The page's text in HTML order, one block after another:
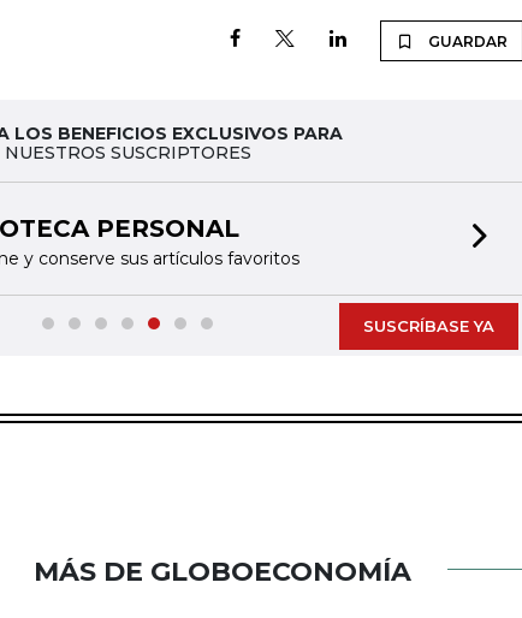
GUARDAR
LOS BENEFICIOS EXCLUSIVOS PARA
NUESTROS SUSCRIPTORES
PERSONAL
y conserve sus artículos favoritos
SUSCRÍBASE YA
MÁS DE GLOBOECONOMÍA